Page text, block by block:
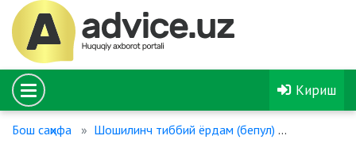
Кириш
Бош саҳифа Шошилинч тиббий ёрдам (бепул)